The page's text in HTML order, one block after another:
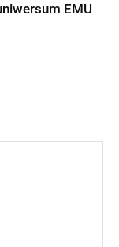
EMU